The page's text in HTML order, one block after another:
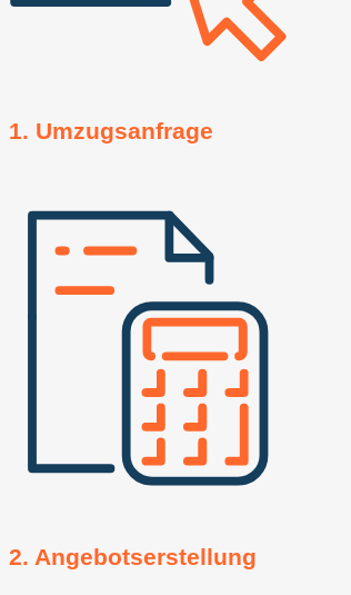
1. Umzugsanfrage
2. Angebotserstellung